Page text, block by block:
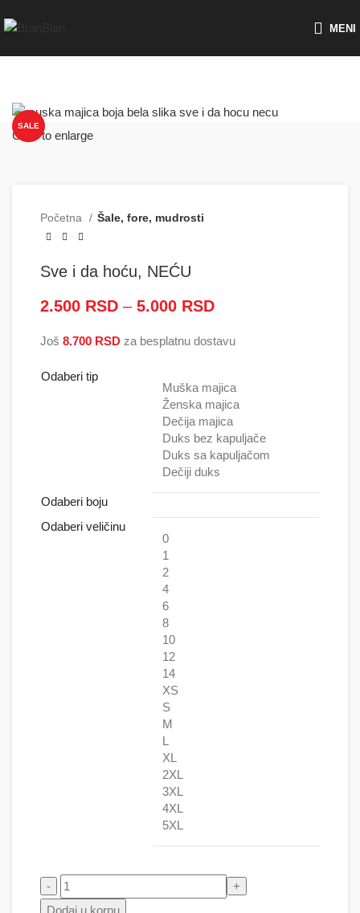
MENI
SALE
Click to enlarge
Početna Šale, fore, mudrosti
Sve i da hoću, NEĆU
2.500 RSD – 5.000 RSD
5.000 RSD
Još 8.700 RSD za besplatnu dostavu
Odaberi tip
Muška majica
Ženska majica
Dečija majica
Duks bez kapuljače
Duks sa kapuljačom
Dečiji duks
Odaberi boju
Odaberi veličinu
0
1
2
4
6
8
10
12
14
XS
S
M
L
XL
2XL
3XL
4XL
5XL
Sve i da hoću, NEĆU količina
Dodaj u korpu
Besplatna dostava za porudžbine preko